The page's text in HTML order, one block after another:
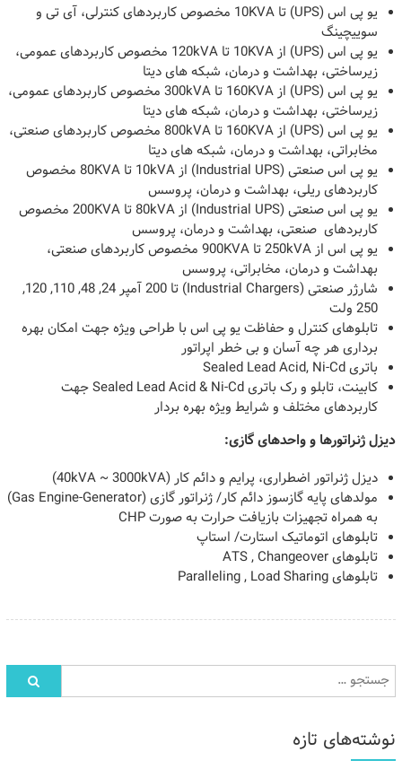
یو پی اس (UPS) تا 10KVA مخصوص کاربردهای کنترلی، آی تی و
سوییچینگ
یو پی اس (UPS) از 10KVA تا 120kVA مخصوص کاربردهای عمومی،
زیرساختی، بهداشت و درمان، شبکه های دیتا
یو پی اس (UPS) از 160KVA تا 300kVA مخصوص کاربردهای عمومی،
زیرساختی، بهداشت و درمان، شبکه های دیتا
یو پی اس (UPS) از 160KVA تا 800kVA مخصوص کاربردهای صنعتی،
مخابراتی، بهداشت و درمان، شبکه های دیتا
یو پی اس صنعتی (Industrial UPS) از 10kVA تا 80KVA مخصوص
کاربردهای ریلی، بهداشت و درمان، پروسس
یو پی اس صنعتی (Industrial UPS) از 80kVA تا 200KVA مخصوص
کاربردهای صنعتی، بهداشت و درمان، پروسس
یو پی اس از 250kVA تا 900KVA مخصوص کاربردهای صنعتی،
بهداشت و درمان، مخابراتی، پروسس
شارژر صنعتی (Industrial Chargers) تا 200 آمپر 24, 48, 110, 120,
250 ولت
تابلوهای کنترل و حفاظت یو پی اس با طراحی ویژه جهت امکان بهره
برداری هر چه آسان و بی خطر اپراتور
باتری Sealed Lead Acid, Ni-Cd
کابینت، تابلو و رک باتری Sealed Lead Acid & Ni-Cd جهت
کاربردهای مختلف و شرایط ویژه بهره بردار
دیزل ژنراتورها و واحدهای گازی:
دیزل ژنراتور اضطراری، پرایم و دائم کار (40kVA ~ 3000kVA)
مولدهای پایه گازسوز دائم کار/ ژنراتور گازی (Gas Engine-Generator)
به همراه تجهیزات بازیافت حرارت به صورت CHP
تابلوهای اتوماتیک استارت/ استاپ
تابلوهای ATS , Changeover
تابلوهای Paralleling , Load Sharing
نوشته‌های تازه